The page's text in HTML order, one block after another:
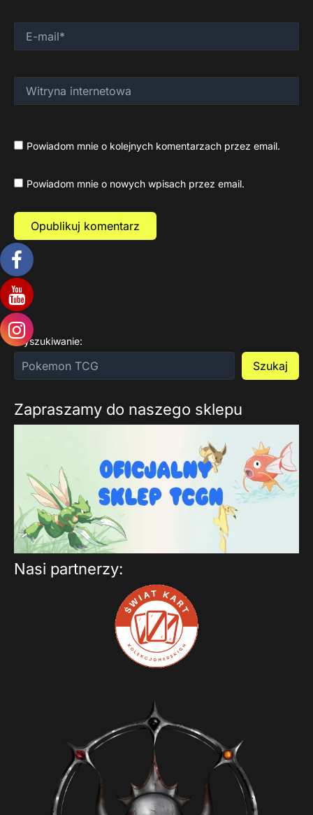
mail*
internetowa
Powiadom mnie o kolejnych komentarzach przez email.
Powiadom mnie o nowych wpisach przez email.
Wyszukiwanie:
Szukaj
Zapraszamy do naszego sklepu
Nasi partnerzy: